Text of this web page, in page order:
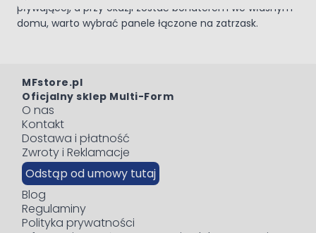
pływającej, a przy okazji zostać bohaterem we własnym
domu, warto wybrać panele łączone na zatrzask.
MFstore.pl
Oficjalny sklep Multi-Form
O nas
Kontakt
Dostawa i płatność
Zwroty i Reklamacje
Odstąp od umowy tutaj
Blog
Regulaminy
Polityka prywatności